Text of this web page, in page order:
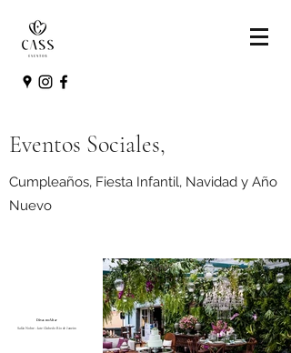
Eventos Sociales,
Cumpleaños, Fiesta Infantil, Navidad y Año
Nuevo
Divas no Altar
Salão Nobre - Iate Clube do Rio de Janeiro